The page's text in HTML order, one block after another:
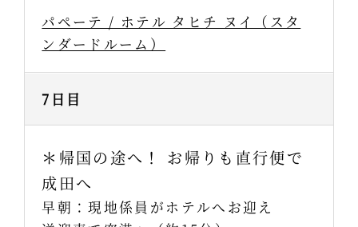
パペーテ / ホテル タヒチ ヌイ（スタ
ンダードルーム）
7日目
＊帰国の途へ！ お帰りも直行便で
成田へ
早朝：現地係員がホテルへお迎え